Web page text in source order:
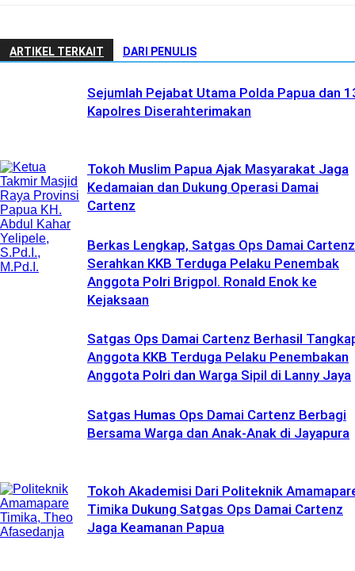
ARTIKEL TERKAIT DARI PENULIS
Sejumlah Pejabat Utama Polda Papua dan
Kapolres Diserahterimakan
Tokoh Muslim Papua Ajak Masyarakat Jaga
Kedamaian dan Dukung Operasi Damai
Cartenz
Berkas Lengkap, Satgas Ops Damai Cartenz
Serahkan KKB Terduga Pelaku Penembak
Anggota Polri Brigpol. Ronald Enok ke
Kejaksaan
Satgas Ops Damai Cartenz Berhasil
Anggota KKB Terduga Pelaku Penembakan
Anggota Polri dan Warga Sipil di Lanny Jaya
Satgas Humas Ops Damai Cartenz Berbagi
Bersama Warga dan Anak-Anak di Jayapura
Tokoh Akademisi Dari Politeknik
Timika Dukung Satgas Ops Damai Cartenz
Jaga Keamanan Papua